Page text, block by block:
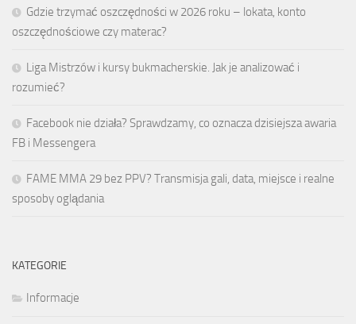
Gdzie trzymać oszczędności w 2026 roku – lokata, konto
oszczędnościowe czy materac?
Liga Mistrzów i kursy bukmacherskie. Jak je analizować i
rozumieć?
Facebook nie działa? Sprawdzamy, co oznacza dzisiejsza awaria
FB i Messengera
FAME MMA 29 bez PPV? Transmisja gali, data, miejsce i realne
sposoby oglądania
KATEGORIE
Informacje